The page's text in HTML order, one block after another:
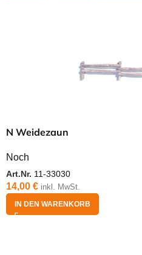
N Weidezaun
Noch
Art.Nr. 11-33030
14,00 € inkl. MwSt.
IN DEN WARENKORB